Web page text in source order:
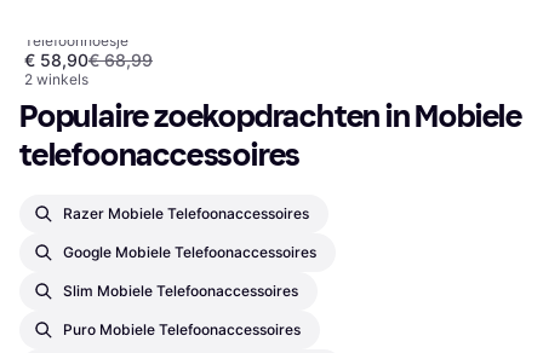
MagSafe Case Groen
Telefoonhoesje
€ 58,90€ 68,99
2 winkels
Populaire zoekopdrachten in Mobiele
telefoonaccessoires
Razer Mobiele Telefoonaccessoires
Google Mobiele Telefoonaccessoires
Slim Mobiele Telefoonaccessoires
Puro Mobiele Telefoonaccessoires